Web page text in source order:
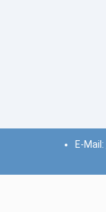
E-Mail: